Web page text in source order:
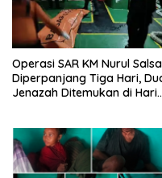
Operasi SAR KM Nurul Salsa
Diperpanjang Tiga Hari,
Jenazah Ditemukan di Hari